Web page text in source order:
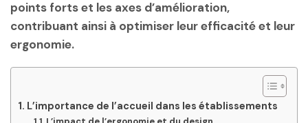
points forts et les axes d’amélioration,
contribuant ainsi à optimiser leur efficacité et leur
ergonomie.
L’importance de l’accueil dans les établissements